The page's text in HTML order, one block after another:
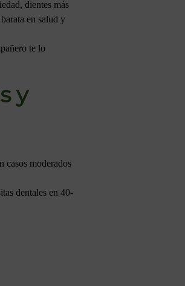
dientes más
en salud y
te lo
y
casos moderados
dentales en 40-